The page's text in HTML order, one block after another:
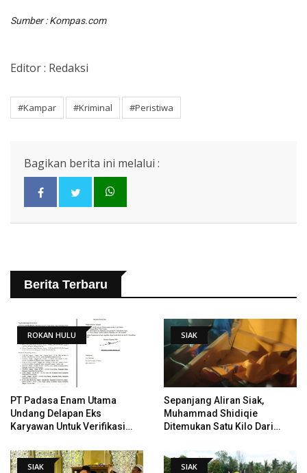
Sumber : Kompas.com
Editor : Redaksi
#Kampar #Kriminal #Peristiwa
Bagikan berita ini melalui :
Berita Terbaru
ROKAN HULU
PT Padasa Enam Utama
Undang Delapan Eks
Karyawan Untuk Verifikasi
PHI
SIAK
Sepanjang Aliran Siak,
Muhammad Shidiqie
Ditemukan Satu Kilo Dari
SIAK SIAK